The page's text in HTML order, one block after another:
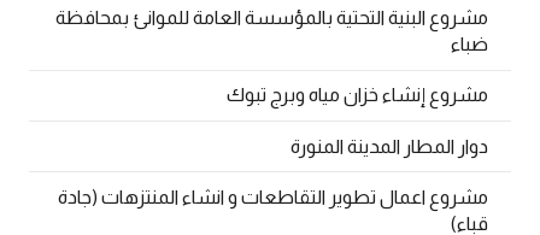
مشروع البنية التحتية بالمؤسسة العامة للموانئ بمحافظة
ضباء
مشروع إنشاء خزان مياه وبرج تبوك
دوار المطار المدينة المنورة
مشروع اعمال تطوير التقاطعات و انشاء المنتزهات (جادة
قباء)